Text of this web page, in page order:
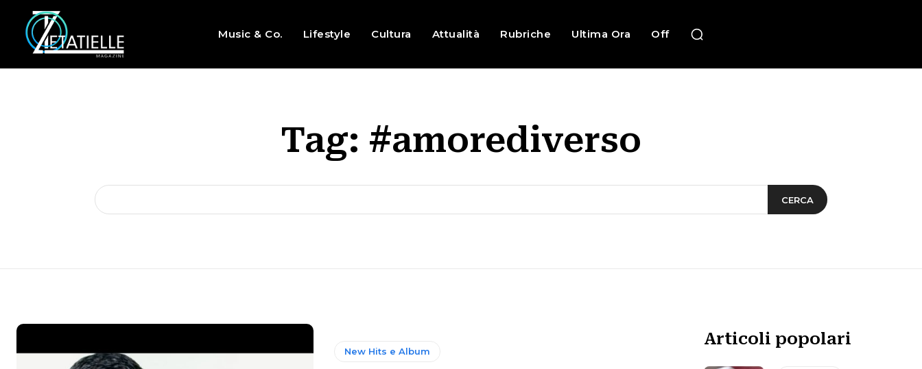
Music & Co. Lifestyle Cultura Attualità Rubriche Ultima Ora Off
Tag: #amorediverso
CERCA
New Hits e Album
Articoli popolari